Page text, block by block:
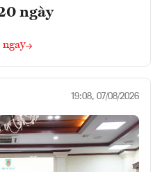
ngày
19:08, 07/08/2026